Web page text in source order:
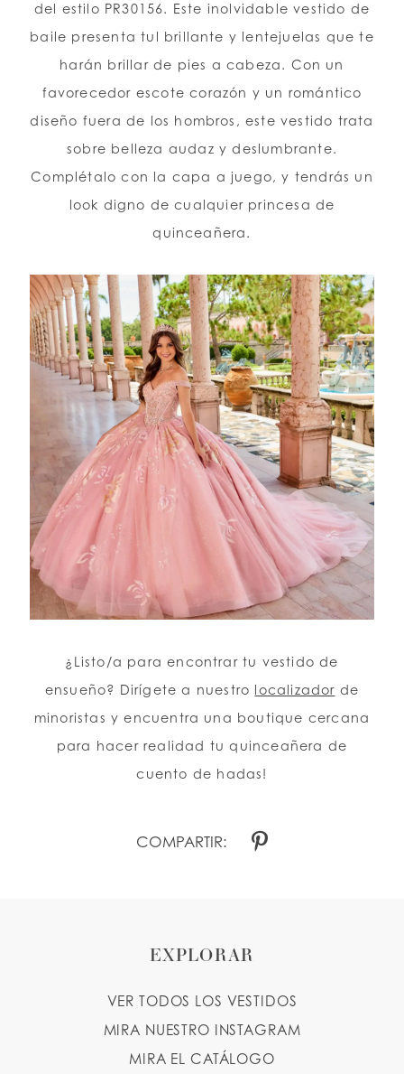
del estilo PR30156. Este inolvidable vestido de
baile presenta tul brillante y lentejuelas que te
harán brillar de pies a cabeza. Con un
favorecedor escote corazón y un romántico
diseño fuera de los hombros, este vestido trata
sobre belleza audaz y deslumbrante.
Complétalo con la capa a juego, y tendrás un
look digno de cualquier princesa de
quinceañera.
¿Listo/a para encontrar tu vestido de
ensueño? Dirígete a nuestro
localizador de
minoristas y encuentra una boutique cercana
para hacer realidad tu quinceañera de
cuento de hadas!
COMPARTIR:
EXPLORAR
VER TODOS LOS VESTIDOS
MIRA NUESTRO INSTAGRAM
MIRA EL CATÁLOGO